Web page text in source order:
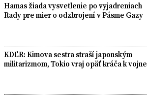
Hamas žiada vysvetlenie po vyjadreniach
Rady pre mier o odzbrojení v Pásme Gazy
KDĽR: Kimova sestra straší japonským
militarizmom, Tokio vraj opäť kráča k vojne